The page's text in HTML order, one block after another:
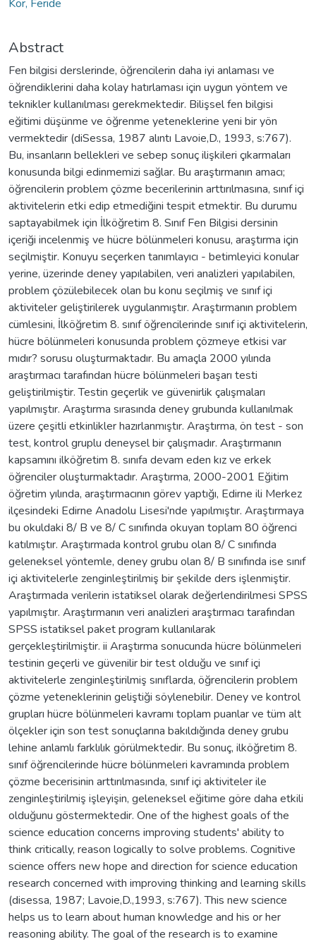
Kor, Feride
Abstract
Fen bilgisi derslerinde, öğrencilerin daha iyi anlaması ve
öğrendiklerini daha kolay hatırlaması için uygun yöntem ve
teknikler kullanılması gerekmektedir. Bilişsel fen bilgisi
eğitimi düşünme ve öğrenme yeteneklerine yeni bir yön
vermektedir (diSessa, 1987 alıntı Lavoie,D., 1993, s:767).
Bu, insanların bellekleri ve sebep sonuç ilişkileri çıkarmaları
konusunda bilgi edinmemizi sağlar. Bu araştırmanın amacı;
öğrencilerin problem çözme becerilerinin arttırılmasına, sınıf içi
aktivitelerin etki edip etmediğini tespit etmektir. Bu durumu
saptayabilmek için İlköğretim 8. Sınıf Fen Bilgisi dersinin
içeriği incelenmiş ve hücre bölünmeleri konusu, araştırma için
seçilmiştir. Konuyu seçerken tanımlayıcı - betimleyici konular
yerine, üzerinde deney yapılabilen, veri analizleri yapılabilen,
problem çözülebilecek olan bu konu seçilmiş ve sınıf içi
aktiviteler geliştirilerek uygulanmıştır. Araştırmanın problem
cümlesini, İlköğretim 8. sınıf öğrencilerinde sınıf içi aktivitelerin,
hücre bölünmeleri konusunda problem çözmeye etkisi var
mıdır? sorusu oluşturmaktadır. Bu amaçla 2000 yılında
araştırmacı tarafından hücre bölünmeleri başarı testi
geliştirilmiştir. Testin geçerlik ve güvenirlik çalışmaları
yapılmıştır. Araştırma sırasında deney grubunda kullanılmak
üzere çeşitli etkinlikler hazırlanmıştır. Araştırma, ön test - son
test, kontrol gruplu deneysel bir çalışmadır. Araştırmanın
kapsamını ilköğretim 8. sınıfa devam eden kız ve erkek
öğrenciler oluşturmaktadır. Araştırma, 2000-2001 Eğitim
öğretim yılında, araştırmacının görev yaptığı, Edirne ili Merkez
ilçesindeki Edirne Anadolu Lisesi'nde yapılmıştır. Araştırmaya
bu okuldaki 8/ B ve 8/ C sınıfında okuyan toplam 80 öğrenci
katılmıştır. Araştırmada kontrol grubu olan 8/ C sınıfında
geleneksel yöntemle, deney grubu olan 8/ B sınıfında ise sınıf
içi aktivitelerle zenginleştirilmiş bir şekilde ders işlenmiştir.
Araştırmada verilerin istatiksel olarak değerlendirilmesi SPSS
yapılmıştır. Araştırmanın veri analizleri araştırmacı tarafından
SPSS istatiksel paket program kullanılarak
gerçekleştirilmiştir. ii Araştırma sonucunda hücre bölünmeleri
testinin geçerli ve güvenilir bir test olduğu ve sınıf içi
aktivitelerle zenginleştirilmiş sınıflarda, öğrencilerin problem
çözme yeteneklerinin geliştiği söylenebilir. Deney ve kontrol
grupları hücre bölünmeleri kavramı toplam puanlar ve tüm alt
ölçekler için son test sonuçlarına bakıldığında deney grubu
lehine anlamlı farklılık görülmektedir. Bu sonuç, ilköğretim 8.
sınıf öğrencilerinde hücre bölünmeleri kavramında problem
çözme becerisinin arttırılmasında, sınıf içi aktiviteler ile
zenginleştirilmiş işleyişin, geleneksel eğitime göre daha etkili
olduğunu göstermektedir. One of the highest goals of the
science education concerns improving students' ability to
think critically, reason logically to solve problems. Cognitive
science offers new hope and direction for science education
research concerned with improving thinking and learning skills
(disessa, 1987; Lavoie,D.,1993, s:767). This new science
helps us to learn about human knowledge and his or her
reasoning ability. The goal of the research is to examine